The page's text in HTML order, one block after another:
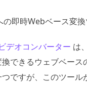
即時Webベース変
デオコンバーター は
できるウェブベー
ですが、このツー